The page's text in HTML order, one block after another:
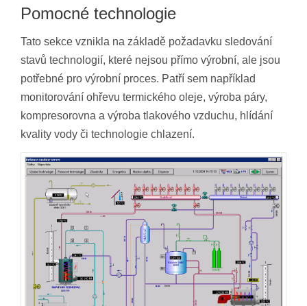
Pomocné technologie
Tato sekce vznikla na základě požadavku sledování
stavů technologií, které nejsou přímo výrobní, ale jsou
potřebné pro výrobní proces. Patří sem například
monitorování ohřevu termického oleje, výroba páry,
kompresorovna a výroba tlakového vzduchu, hlídání
kvality vody či technologie chlazení.